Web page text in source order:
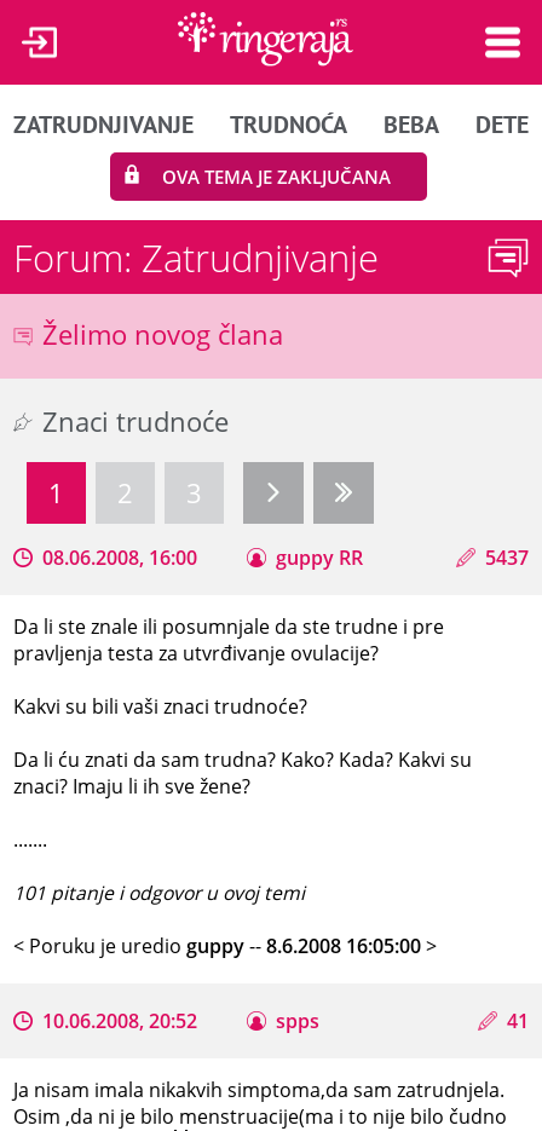
ZATRUDNJIVANJE TRUDNOĆA BEBA DETE
OVA TEMA JE ZAKLJUČANA
Forum: Zatrudnjivanje
Želimo novog člana
Znaci trudnoće
1
2 3
08.06.2008, 16:00 guppy RR 5437
Da li ste znale ili posumnjale da ste trudne i pre
pravljenja testa za utvrđivanje ovulacije?
Kakvi su bili vaši znaci trudnoće?
Da li ću znati da sam trudna? Kako? Kada? Kakvi su
znaci? Imaju li ih sve žene?
.......
101 pitanje i odgovor u ovoj temi
< Poruku je uredioguppy--8.6.2008 16:05:00>
10.06.2008, 20:52 spps 41
Ja nisam imala nikakvih simptoma,da sam zatrudnjela.
Osim ,da ni je bilo menstruacije(ma i to nije bilo čudno